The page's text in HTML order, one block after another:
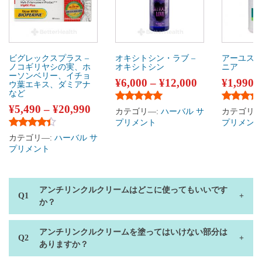
ビグレックスプラス –
ノコギリヤシの実、ホ
ーソンベリー、イチョ
ウ葉エキス、ダミアナ
など
¥5,490 – ¥20,990
5段階中 4.20の評価
カテゴリ―: ハーバル サ
プリメント
オキシトシン・ラブ –
オキシトシン
¥6,000 – ¥12,000
5段階中 5.00の評価
カテゴリ―: ハーバル サ
プリメント
アーユス
ニア
¥1,990
5段階中
カテゴリ
プリメント
アンチリンクルクリームはどこに使ってもいいです
か？
アンチリンクルクリームを塗ってはいけない部分は
ありますか？